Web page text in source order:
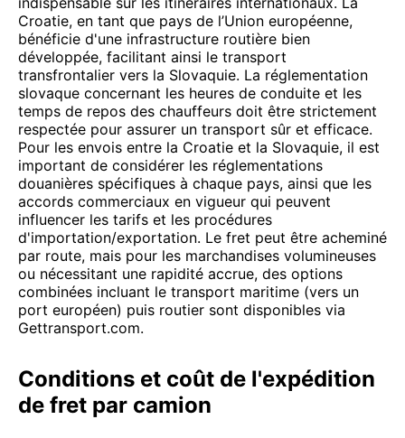
Croatie, en tant que pays de l’Union européenne,
bénéficie d'une infrastructure routière bien
développée, facilitant ainsi le transport
transfrontalier vers la Slovaquie. La réglementation
slovaque concernant les heures de conduite et les
temps de repos des chauffeurs doit être strictement
respectée pour assurer un transport sûr et efficace.
Pour les envois entre la Croatie et la Slovaquie, il est
important de considérer les réglementations
douanières spécifiques à chaque pays, ainsi que les
accords commerciaux en vigueur qui peuvent
influencer les tarifs et les procédures
d'importation/exportation. Le fret peut être acheminé
par route, mais pour les marchandises volumineuses
ou nécessitant une rapidité accrue, des options
combinées incluant le transport maritime (vers un
port européen) puis routier sont disponibles via
Gettransport.com.
Conditions et coût de l'expédition
de fret par camion